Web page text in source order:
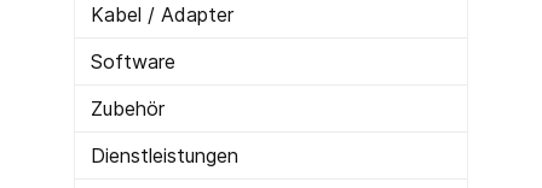
Kabel / Adapter
Software
Zubehör
Dienstleistungen